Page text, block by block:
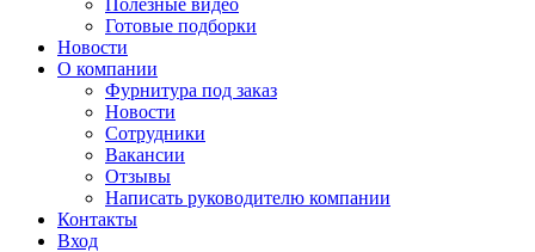
Полезные видео
Готовые подборки
Новости
О компании
Фурнитура под заказ
Новости
Сотрудники
Вакансии
Отзывы
Написать руководителю компании
Контакты
Вход